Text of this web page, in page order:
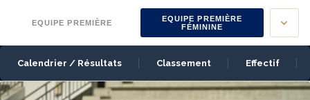
EQUIPE PREMIÈRE
EQUIPE PREMIÈRE
FÉMININE
Calendrier / Résultats Classement Effectif